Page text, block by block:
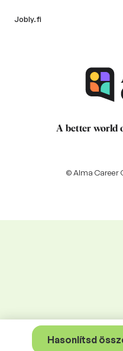
Hasonlítsd
Jobly.fi
A better world
© Alma Career